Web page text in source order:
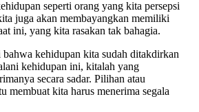
seperti orang yang kita persepsi
juga akan membayangkan memiliki
ini, yang kita rasakan tak bahagia.
kehidupan kita sudah ditakdirkan
kehidupan ini, kitalah yang
secara sadar. Pilihan atau
membuat kita harus menerima segala